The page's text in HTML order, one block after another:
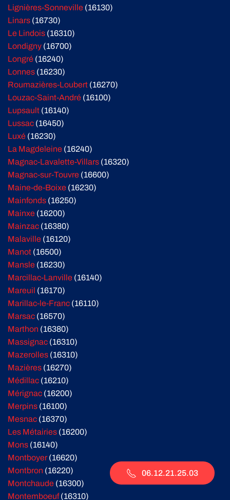
Lignières-Sonneville (16130)
Linars (16730)
Le Lindois (16310)
Londigny (16700)
Longré (16240)
Lonnes (16230)
Roumazières-Loubert (16270)
Louzac-Saint-André (16100)
Lupsault (16140)
Lussac (16450)
Luxé (16230)
La Magdeleine (16240)
Magnac-Lavalette-Villars (16320)
Magnac-sur-Touvre (16600)
Maine-de-Boixe (16230)
Mainfonds (16250)
Mainxe (16200)
Mainzac (16380)
Malaville (16120)
Manot (16500)
Mansle (16230)
Marcillac-Lanville (16140)
Mareuil (16170)
Marillac-le-Franc (16110)
Marsac (16570)
Marthon (16380)
Massignac (16310)
Mazerolles (16310)
Mazières (16270)
Médillac (16210)
Mérignac (16200)
Merpins (16100)
Mesnac (16370)
Les Métairies (16200)
Mons (16140)
Montboyer(16620)
Montbron (16220)
Montchaude (16300)
Montemboeuf(16310)
06.12.21.25.03